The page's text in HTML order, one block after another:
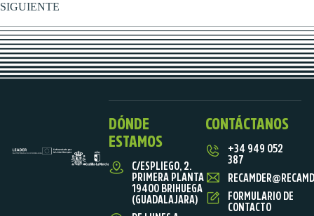
SIGUIENTE
DÓNDE
ESTAMOS
C/ESPLIEGO, 2.
PRIMERA PLANTA
19400 BRIHUEGA
(GUADALAJARA)
CONTÁCTANOS
+34 949 052
387
FORMULARIO DE
CONTACTO